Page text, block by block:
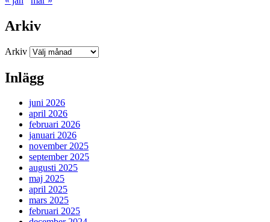
Arkiv
Arkiv
Inlägg
juni 2026
april 2026
februari 2026
januari 2026
november 2025
september 2025
augusti 2025
maj 2025
april 2025
mars 2025
februari 2025